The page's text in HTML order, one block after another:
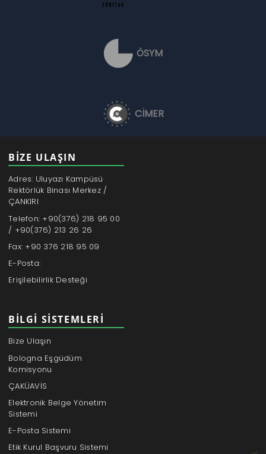
ÖSYM
CİMER
BİZE ULAŞIN
Adres: Uluyazı Kampüsü
Rektörlük Binası Merkez /
ÇANKIRI
Telefon: +90(376) 218 95 00
/ +90(376) 213 26 26
Fax: +90 376 218 95 09
E-Posta:
Erişilebilirlik Desteği
BILGI SISTEMLERI
Bize Ulaşın
Bologna Eşgüdüm
Komisyonu
ÇAKÜAVİS
Elektronik Belge Yönetim
Sistemi
E-Posta Sistemi
Etik Kurul Başvuru Sistemi